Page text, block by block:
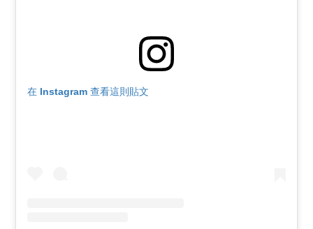
在 Instagram 查看這則貼文